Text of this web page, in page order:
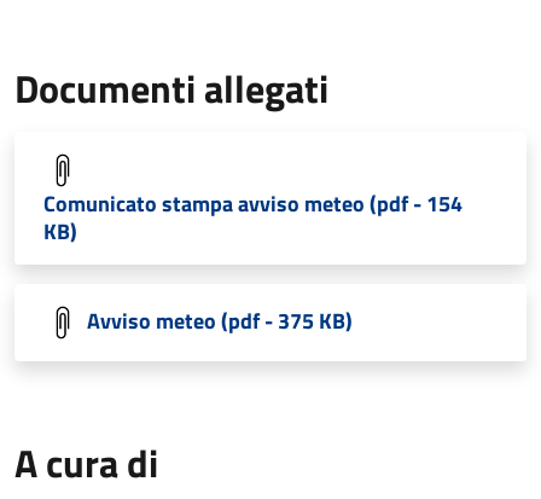
Documenti allegati
Comunicato stampa avviso meteo (pdf - 154
KB)
Avviso meteo (pdf - 375 KB)
A cura di